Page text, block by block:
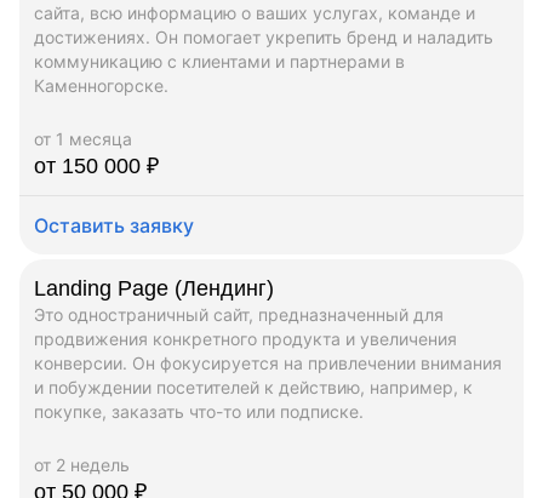
сайта, всю информацию о ваших услугах, команде и
достижениях. Он помогает укрепить бренд и наладить
коммуникацию с клиентами и партнерами в
Каменногорске.
от 1 месяца
от 150 000 ₽
Оставить заявку
Landing Page (Лендинг)
Это одностраничный сайт, предназначенный для
продвижения конкретного продукта и увеличения
конверсии. Он фокусируется на привлечении внимания
и побуждении посетителей к действию, например, к
покупке, заказать что-то или подписке.
от 2 недель
от 50 000 ₽